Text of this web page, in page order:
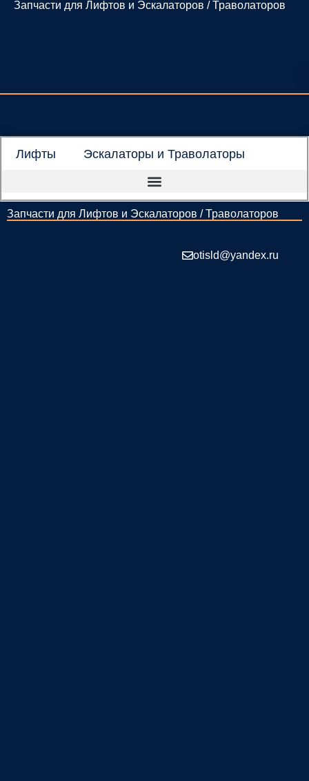
Перейти
Запчасти для Лифтов и Эскалаторов / Траволаторов
Лифты Эскалаторы и Траволаторы
Запчасти для Лифтов и Эскалаторов / Траволаторов
otisld@yandex.ru